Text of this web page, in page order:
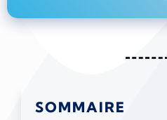
SOMMAIRE